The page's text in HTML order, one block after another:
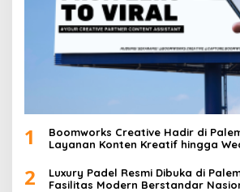
1
Boomworks Creative Hadir di
Layanan Konten Kreatif hingga
2
Luxury Padel Resmi Dibuka di
Fasilitas Modern Berstandar